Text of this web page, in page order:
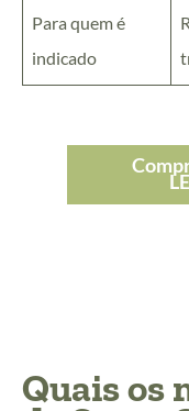
Para quem é
indicado
Quais os